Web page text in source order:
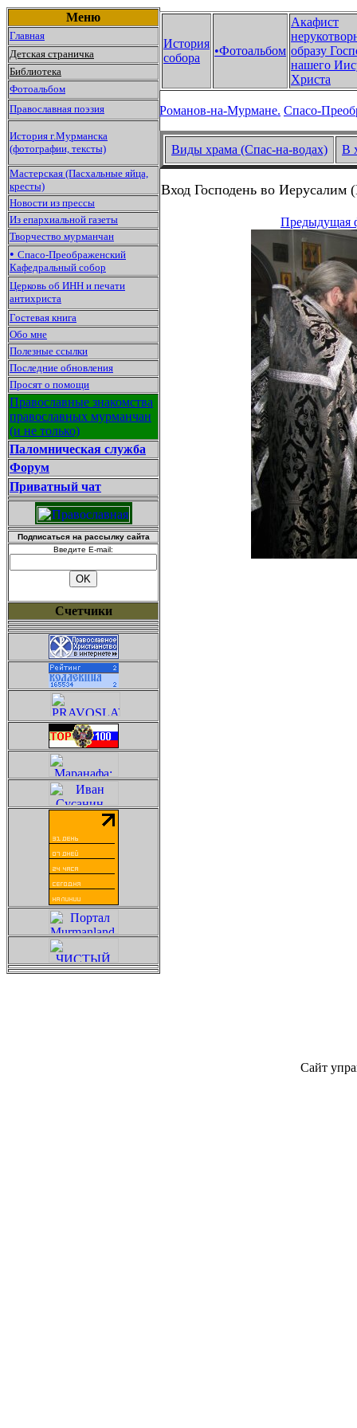
Меню
Главная
Детская страничка
Библиотека
Фотоальбом
Православная поэзия
История г.Мурманска
(фотографии, тексты)
Мастерская (Пасхальные яйца,
кресты)
Новости из прессы
Из епархиальной газеты
Творчество мурманчан
• Спасо-Преображенский
Кафедральный собор
Церковь об ИНН и печати
антихриста
Гостевая книга
Обо мне
Полезные ссылки
Последние обновления
Просят о помощи
Православные знакомства
православных мурманчан
(и не только)
Паломническая служба
Форум
Приватный чат
Подписаться на рассылку сайта
Введите E-mail:
Счетчики
История
собора
•Фотоальбом
Акафист
образу
нашего
Христа
Романов-на-Мурмане. Спасо-
Виды храма (Спас-на-водах) В
Вход Господень во Иерусалим
Предыдущая
Сайт